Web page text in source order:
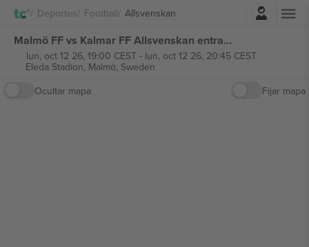
Deportes Football AllsvenskanIniciar sesión
Malmö FF vs Kalmar FF Allsvenskan entradas
lun, oct 12 26, 19:00 CEST- lun, oct 12 26, 20:45 CEST
Eleda Stadion, Malmö, Sweden
Ocultar mapa
Fijar mapa